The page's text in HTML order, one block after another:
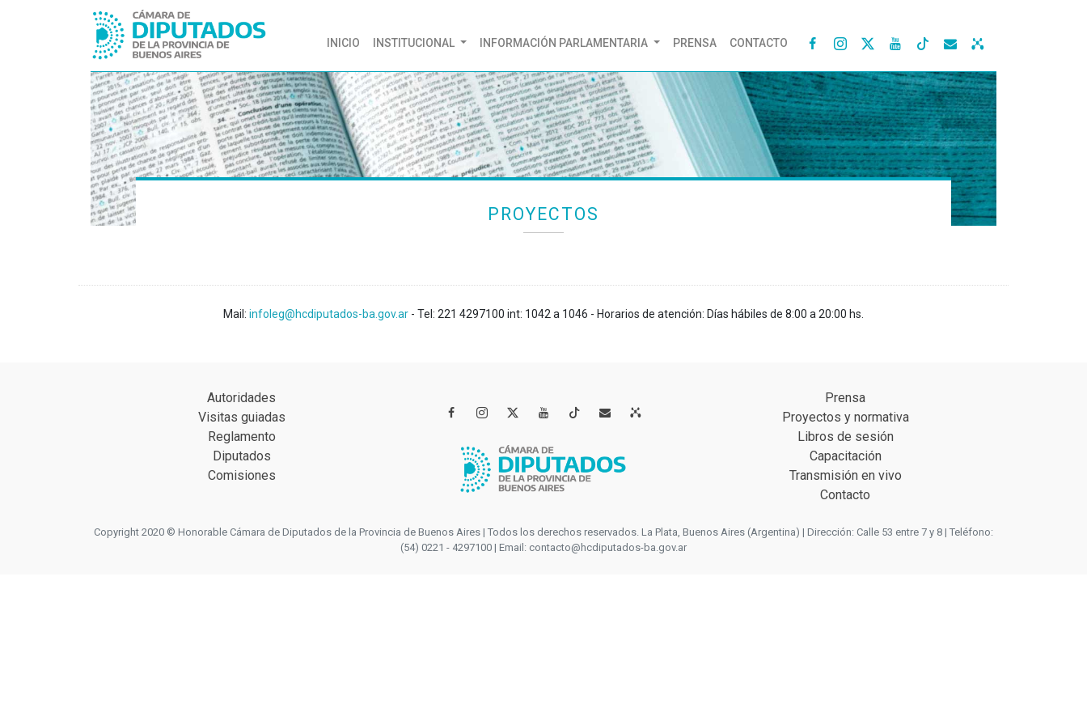
INICIO (CURRENT)
INSTITUCIONAL INFORMACIÓN PARLAMENTARIA PRENSA CONTACTO    
PROYECTOS
Mail: infoleg@hcdiputados-ba.gov.ar - Tel: 221 4297100 int: 1042 a 1046 - Horarios de atención: Días hábiles de 8:00 a 20:00 hs.
Autoridades
Visitas guiadas
Reglamento
Diputados
Comisiones
   
Prensa
Proyectos y normativa
Libros de sesión
Capacitación
Transmisión en vivo
Contacto
Copyright 2020 © Honorable Cámara de Diputados de la Provincia de Buenos Aires | Todos los derechos reservados. La Plata, Buenos Aires (Argentina) | Dirección: Calle 53 entre 7 y 8 | Teléfono:
(54) 0221 - 4297100 | Email: contacto@hcdiputados-ba.gov.ar